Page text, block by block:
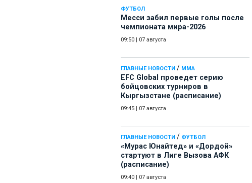
ФУТБОЛ
Месси забил первые голы после
чемпионата мира-2026
09:50 07 августа
ГЛАВНЫЕ НОВОСТИ / ММА
EFC Global проведет серию
бойцовских турниров в
Кыргызстане (расписание)
09:45 07 августа
ГЛАВНЫЕ НОВОСТИ / ФУТБОЛ
«Мурас Юнайтед» и «Дордой»
стартуют в Лиге Вызова АФК
(расписание)
09:40 07 августа